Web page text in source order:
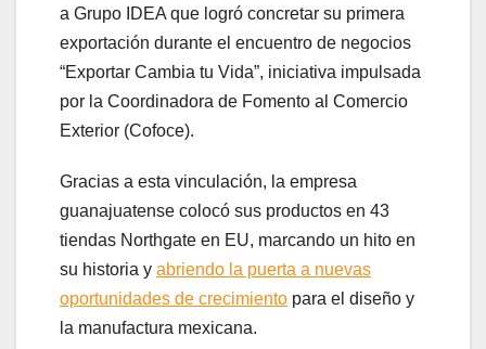
a Grupo IDEA que logró concretar su primera
exportación durante el encuentro de negocios
“Exportar Cambia tu Vida”, iniciativa impulsada
por la Coordinadora de Fomento al Comercio
Exterior (Cofoce).
Gracias a esta vinculación, la empresa
guanajuatense colocó sus productos en 43
tiendas Northgate en EU, marcando un hito en
su historia y abriendo la puerta a nuevas
oportunidades de crecimiento para el diseño y
la manufactura mexicana.